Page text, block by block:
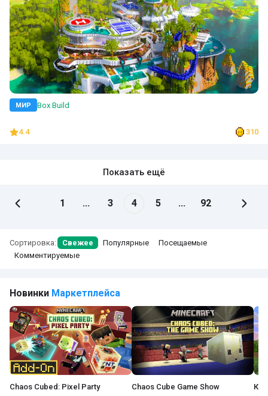
МИР Box Build
4.4 310
Показать ещё
1 ... 3 4 5 ... 92
Сортировка: Свежее Популярные
Посещаемые
Комментируемые
Новинки Маркетплейса
Chaos Cubed: Pixel Party Chaos Cube Game Show